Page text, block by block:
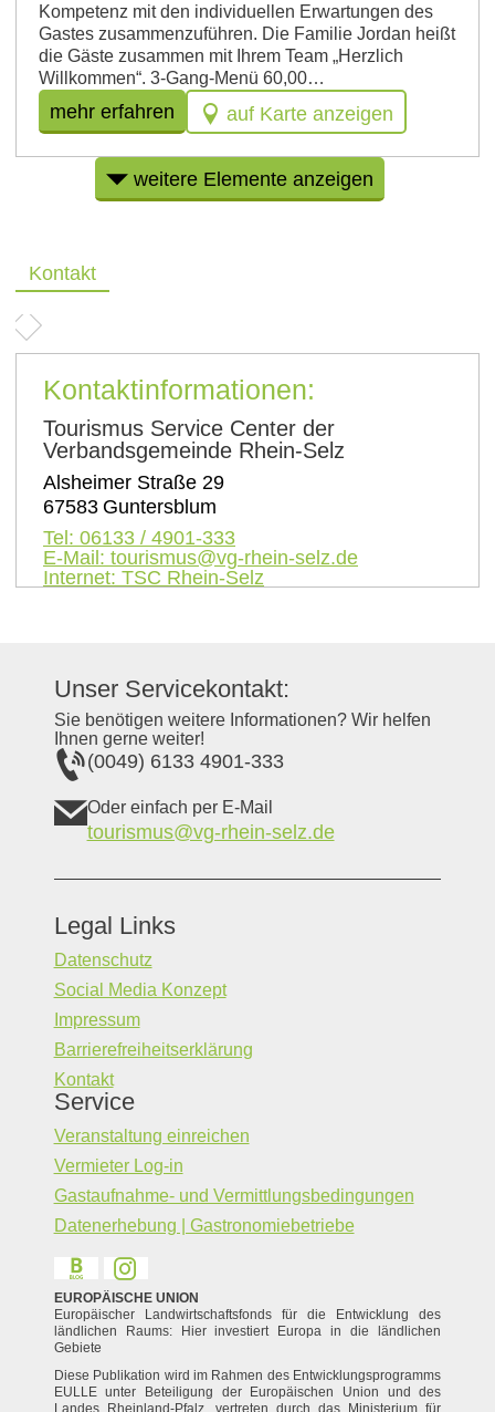
Kompetenz mit den individuellen Erwartungen des
Gastes zusammenzuführen. Die Familie Jordan heißt
die Gäste zusammen mit Ihrem Team „Herzlich
Willkommen“. 3-Gang-Menü 60,00…
mehr erfahren auf Karte anzeigen
weitere Elemente anzeigen
Kontakt
Kontaktinformationen:
Tourismus Service Center der
Verbandsgemeinde Rhein-Selz
Alsheimer Straße 29
67583 Guntersblum
Tel: 06133 / 4901-333
E-Mail: tourismus@vg-rhein-selz.de
Internet: TSC Rhein-Selz
Unser Servicekontakt:
Sie benötigen weitere Informationen? Wir helfen
Ihnen gerne weiter!
(0049) 6133 4901-333
Oder einfach per E-Mail
tourismus@vg-rhein-selz.de
Legal Links
Datenschutz
Social Media Konzept
Impressum
Barrierefreiheitserklärung
Kontakt
Service
Veranstaltung einreichen
Vermieter Log-in
Gastaufnahme- und Vermittlungsbedingungen
Datenerhebung | Gastronomiebetriebe
EUROPÄISCHE UNION
Europäischer Landwirtschaftsfonds für die Entwicklung des
ländlichen Raums: Hier investiert Europa in die ländlichen
Gebiete
Diese Publikation wird im Rahmen des Entwicklungsprogramms
EULLE unter Beteiligung der Europäischen Union und des
Landes Rheinland-Pfalz, vertreten durch das Ministerium für